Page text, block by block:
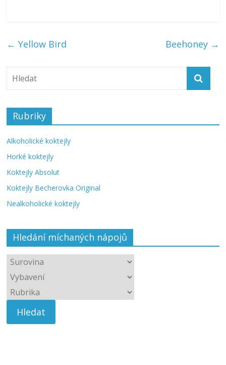
← Yellow Bird Beehoney →
Rubriky
Alkoholické koktejly
Horké koktejly
Koktejly Absolut
Koktejly Becherovka Original
Nealkoholické koktejly
Hledání míchaných nápojů